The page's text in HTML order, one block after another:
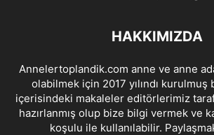
HAKKIMIZDA
Annelertoplandik.com anne ve anne
olabilmek için 2017 yılındı
içerisindeki makaleler editörlerimiz
hazırlanmış olup bize bilgi vermek ve
koşulu ile kullanılabilir.